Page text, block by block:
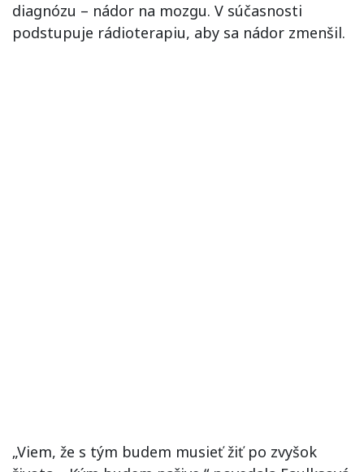
diagnózu – nádor na mozgu. V súčasnosti
podstupuje rádioterapiu, aby sa nádor zmenšil.
„Viem, že s tým budem musieť žiť po zvyšok